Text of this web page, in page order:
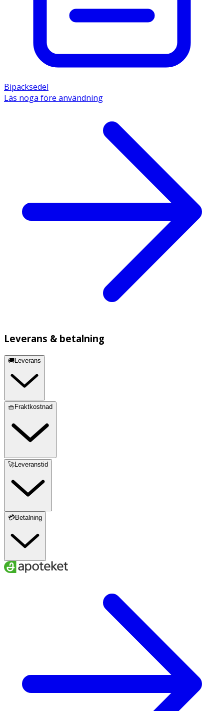
Bipacksedel
Läs noga före användning
Leverans & betalning
🚚Leverans
🧺Fraktkostnad
🚀Leveranstid
💳Betalning